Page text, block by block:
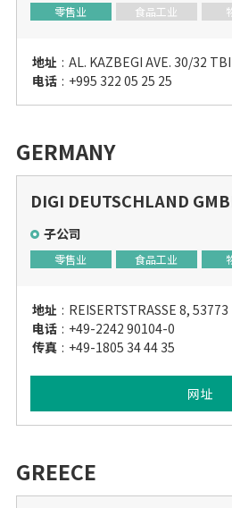
零售业 食品工业
地址 : AL. KAZBEGI AVE. 30/32
电话 : +995 322 05 25 25
GERMANY
DIGI DEUTSCHLAND
子公司
零售业 食品工业
地址 : REISERTSTRASSE 8, 53773
电话 : +49-2242 90104-0
传真 : +49-1805 34 44 35
网址
GREECE